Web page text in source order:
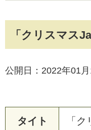
「クリスマス
公開日：2022年01
タイト
「